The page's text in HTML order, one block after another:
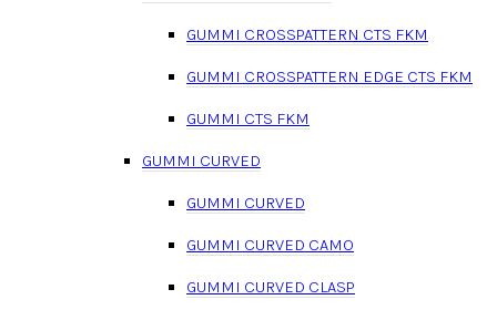
GUMMI CROSSPATTERN CTS FKM
GUMMI CROSSPATTERN EDGE CTS FKM
GUMMI CTS FKM
GUMMI CURVED
GUMMI CURVED
GUMMI CURVED CAMO
GUMMI CURVED CLASP